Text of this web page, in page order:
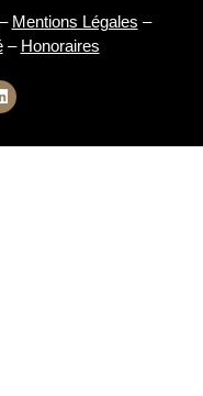
Mentions Légales –
– Honoraires